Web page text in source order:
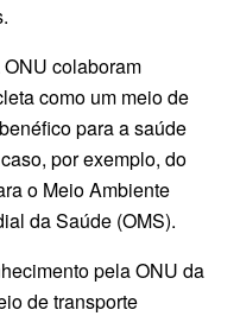
colaboram
como um meio de
para a saúde
por exemplo, do
o Meio Ambiente
da Saúde (OMS).
pela ONU da
de transporte